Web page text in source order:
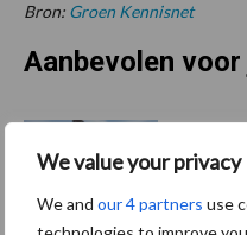
We value your privacy
We and our 4 partners use
Bron: Groen Kennisnet
Aanbevolen voor
grillig:
in de